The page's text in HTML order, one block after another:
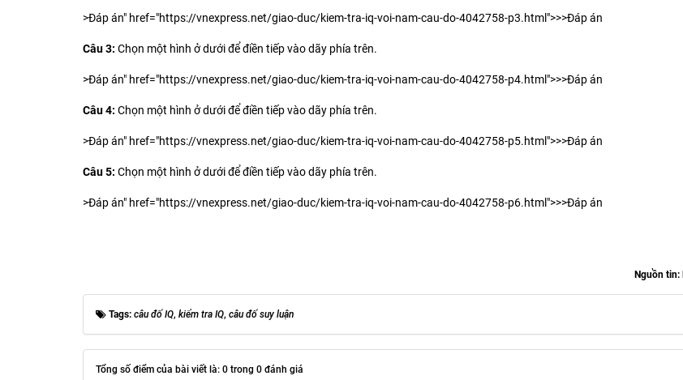
>Đáp án" href="https://vnexpress.net/giao-duc/kiem-tra-iq-voi-nam-cau-do-4042758-p3.html">>>Đáp án
Câu 3: Chọn một hình ở dưới để điền tiếp vào dãy phía trên.
>Đáp án" href="https://vnexpress.net/giao-duc/kiem-tra-iq-voi-nam-cau-do-4042758-p4.html">>>Đáp án
Câu 4: Chọn một hình ở dưới để điền tiếp vào dãy phía trên.
>Đáp án" href="https://vnexpress.net/giao-duc/kiem-tra-iq-voi-nam-cau-do-4042758-p5.html">>>Đáp án
Câu 5: Chọn một hình ở dưới để điền tiếp vào dãy phía trên.
>Đáp án" href="https://vnexpress.net/giao-duc/kiem-tra-iq-voi-nam-cau-do-4042758-p6.html">>>Đáp án
Nguồn tin:
Tags: câu đố IQ, kiểm tra IQ, câu đố suy luận
Tổng số điểm của bài viết là: 0 trong 0 đánh giá